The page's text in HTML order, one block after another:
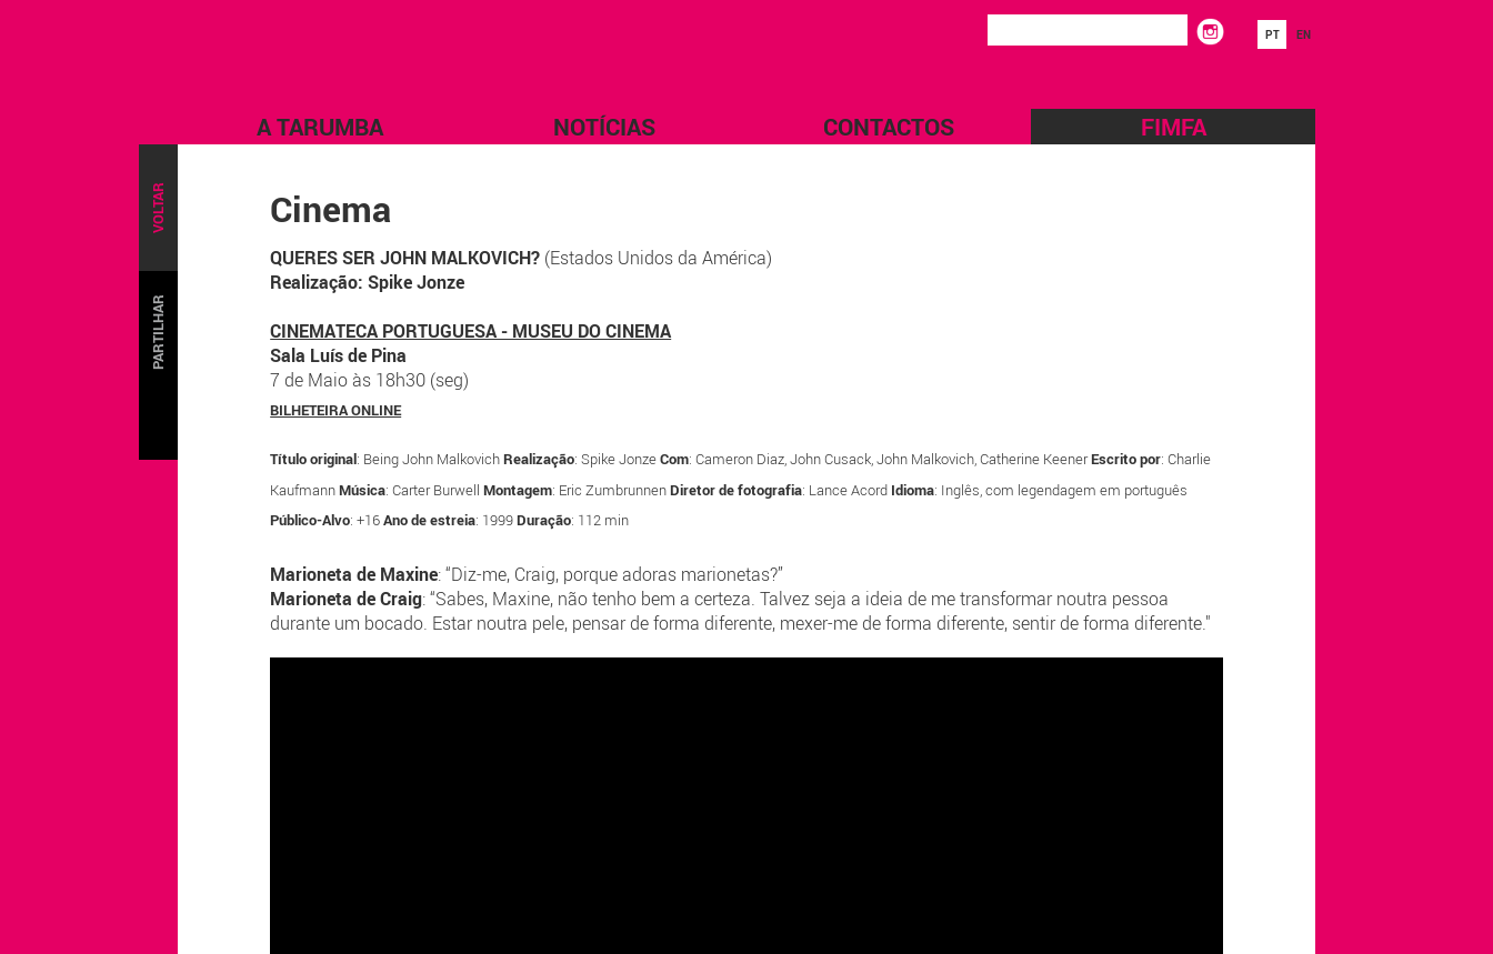
A TARUMBA NOTÍCIAS CONTACTOS FIMFA
PT EN
VOLTAR
PARTILHAR
Cinema
QUERES SER JOHN MALKOVICH? (Estados Unidos da América)
Realização: Spike Jonze
CINEMATECA PORTUGUESA - MUSEU DO CINEMA
Sala Luís de Pina
7 de Maio às 18h30 (seg)
BILHETEIRA ONLINE
Título original: Being John MalkovichRealização: Spike JonzeCom: Cameron Diaz, John Cusack, John Malkovich, Catherine KeenerEscrito por: Charlie
KaufmannMúsica: Carter BurwellMontagem: Eric ZumbrunnenDiretor de fotografia: Lance Acord Idioma: Inglês, com legendagem em português
Público-Alvo: +16Ano de estreia: 1999Duração: 112 min
Marioneta de Maxine: “Diz-me, Craig, porque adoras marionetas?”
Marioneta de Craig: “Sabes, Maxine, não tenho bem a certeza. Talvez seja a ideia de me transformar noutra pessoa
durante um bocado. Estar noutra pele, pensar de forma diferente, mexer-me de forma diferente, sentir de forma diferente."